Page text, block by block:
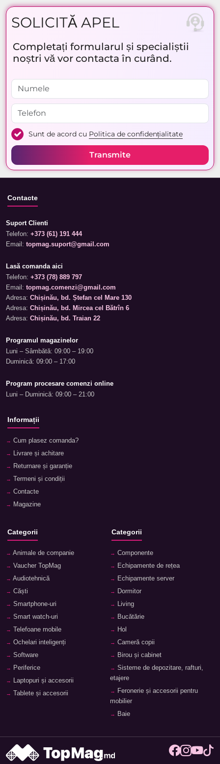
SOLICITĂ APEL
Completați formularul și specialiștii
noștri vă vor contacta în curând.
Sunt de acord cu Politica de confidențialitate
Transmite
Contacte
Suport Clienti
Telefon: +373 (61) 191 444
Email: topmag.suport@gmail.com
Lasă comanda aici
Telefon: +373 (78) 889 797
Email: topmag.comenzi@gmail.com
Adresa: Chișinău, bd. Ștefan cel Mare 130
Adresa: Chișinău, bd. Mircea cel Bătrîn 6
Adresa: Chișinău, bd. Traian 22
Programul magazinelor
Luni – Sâmbătă: 09:00 – 19:00
Duminică: 09:00 – 17:00
Program procesare comenzi online
Luni – Duminică: 09:00 – 21:00
Informații
Cum plasez comanda?
Livrare și achitare
Returnare și garanție
Termeni și condiții
Contacte
Magazine
Categorii
Animale de companie
Vaucher TopMag
Audiotehnică
Căști
Smartphone-uri
Smart watch-uri
Telefoane mobile
Ochelari inteligenți
Software
Periferice
Laptopuri și accesorii
Tablete și accesorii
Categorii
Componente
Echipamente de rețea
Echipamente server
Dormitor
Living
Bucătărie
Hol
Cameră copii
Birou și cabinet
Sisteme de depozitare, rafturi,
etajere
Feronerie și accesorii pentru
mobilier
Baie